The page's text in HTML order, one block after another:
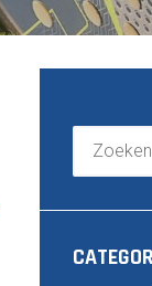
Zoeken
naar: